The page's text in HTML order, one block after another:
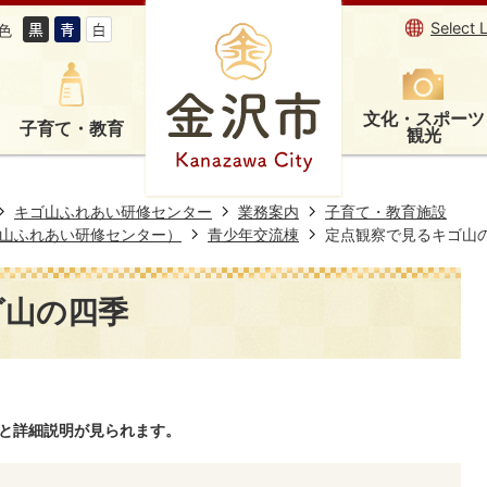
Select
子育て・教育 文化・スポーツ
観光
キゴ山ふれあい研修センター 業務案内
子育て・教育施設
ふれあい研修センター）
青少年交流棟 定点観察で見るキゴ山
の四季
細説明が見られます。